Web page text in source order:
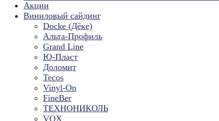
Акции
Виниловый сайдинг
Docke (Дёке)
Альта-Профиль
Grand Line
Ю-Пласт
Доломит
Tecos
Vinyl-On
FineBer
ТЕХНОНИКОЛЬ
VOX